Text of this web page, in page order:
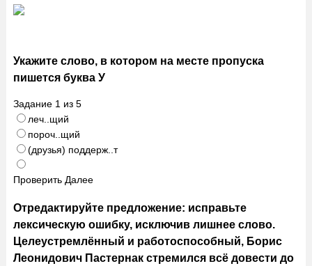
Укажите слово, в котором на месте пропуска
пишется буква У
Задание 1 из 5
леч..щий
пороч..щий
(друзья) поддерж..т
Проверить Далее
Отредактируйте предложение: исправьте
лексическую ошибку, исключив лишнее слово.
Целеустремлённый и работоспособный, Борис
Леонидович Пастернак стремился всё довести до